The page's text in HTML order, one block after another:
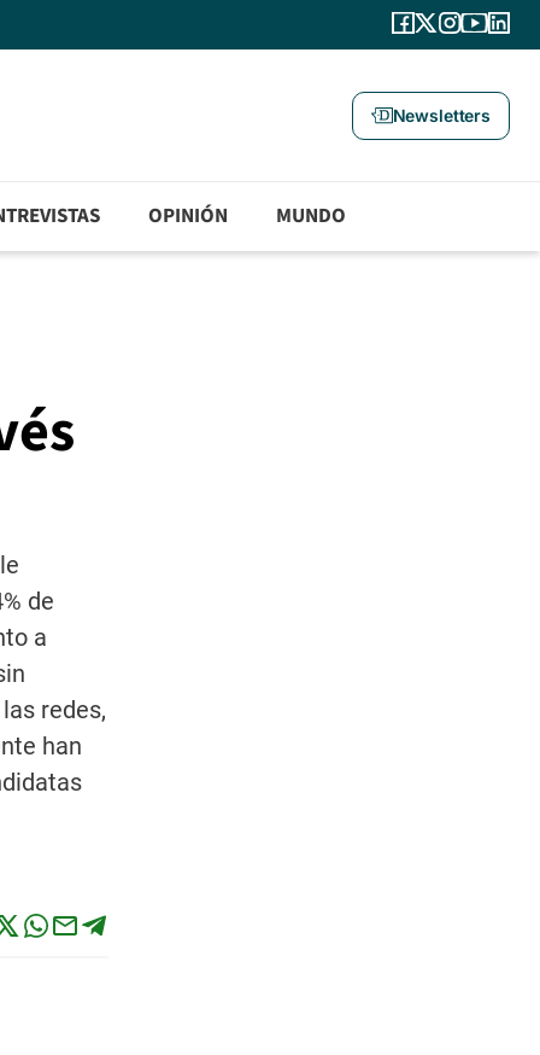
Newsletters
OPINIÓN MUNDO
de
a
redes,
han